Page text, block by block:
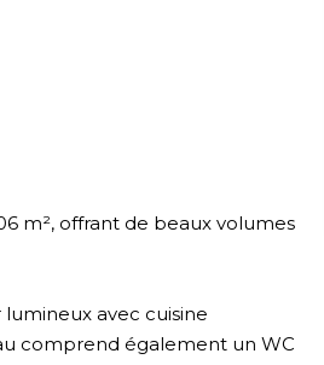
m², offrant de beaux volumes
avec cuisine
comprend également un WC